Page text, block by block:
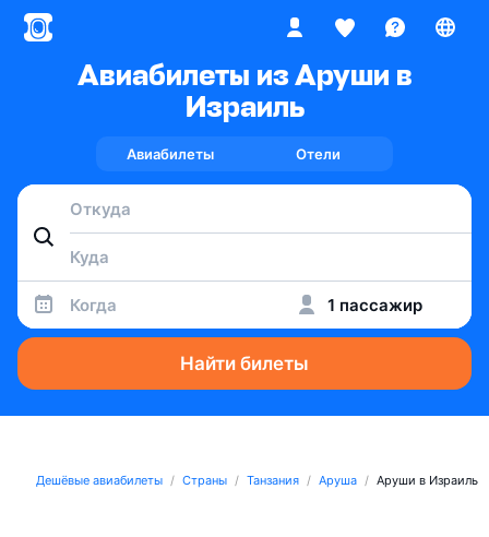
Авиабилеты из Аруши в
Израиль
Авиабилеты Отели
Когда 1 пассажир
Найти билеты
Дешёвые авиабилеты Страны Танзания Аруша Аруши в Израиль